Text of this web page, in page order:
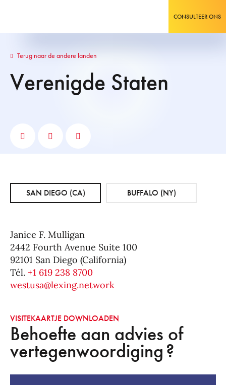
CONSULTEER ONS
Terug naar de andere landen
Verenigde Staten
Behoefte aan advies of
vertegenwoordiging ?
SAN DIEGO (CA) BUFFALO (NY)
Janice F. Mulligan
2442 Fourth Avenue Suite 100
92101 San Diego (California)
Tél. +1 619 238 8700
westusa@lexing.network
VISITEKAARTJE DOWNLOADEN